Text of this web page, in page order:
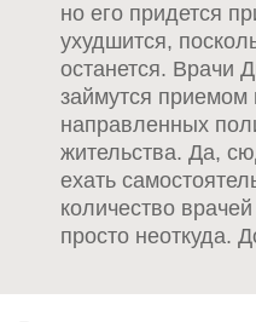
но его придется
ухудшится,
останется. Врачи
займутся приемом
направленных
жительства. Да,
ехать
количество
просто неоткуда.